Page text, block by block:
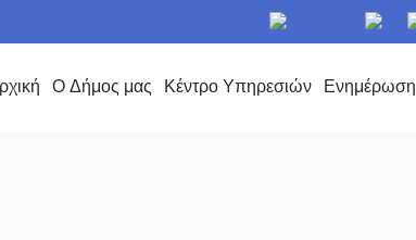
Ο Δήμος μας Κέντρο Υπηρεσιών Ενημέρωση